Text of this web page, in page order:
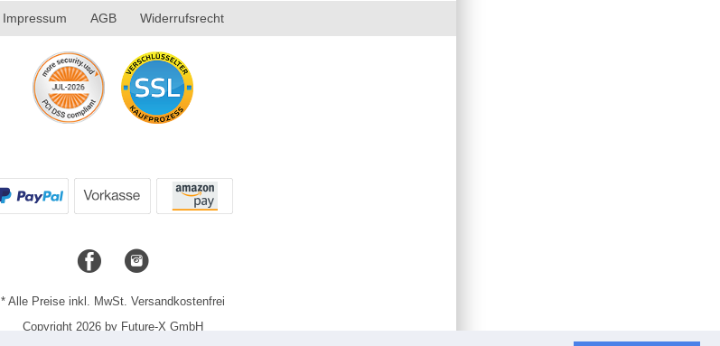
Impressum AGB Widerrufsrecht
* Alle Preise inkl. MwSt. Versandkostenfrei
Copyright 2026 by Future-X GmbH